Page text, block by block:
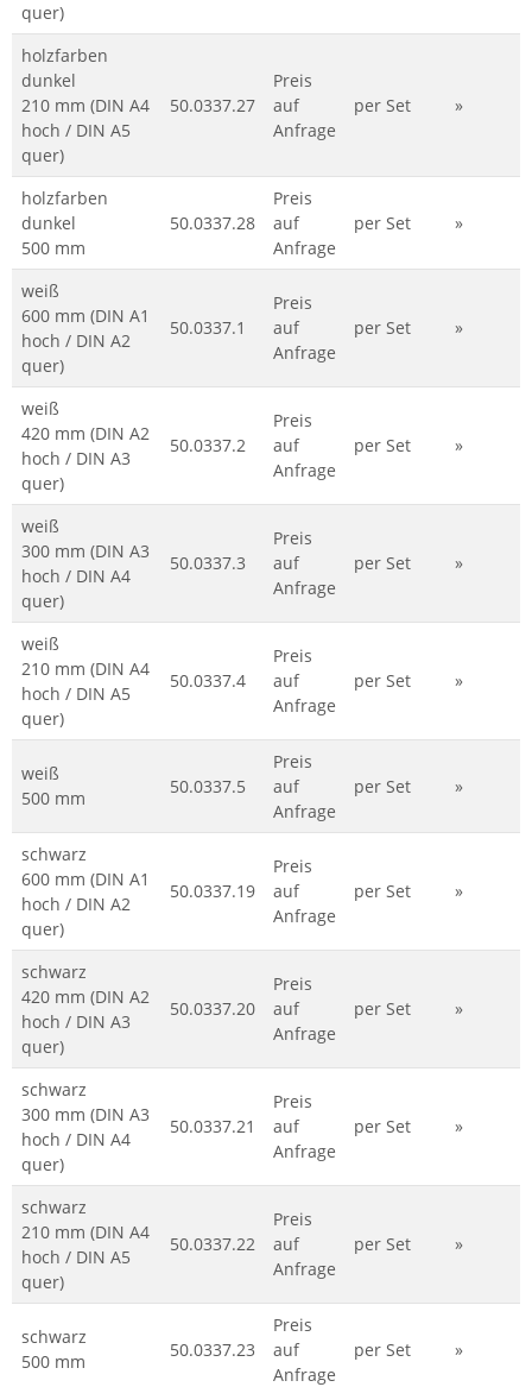
quer)
holzfarben
dunkel
210 mm (DIN A4
hoch / DIN A5
quer)
50.0337.27
Preis
auf
Anfrage
per Set »
holzfarben
dunkel
500 mm
50.0337.28
Preis
auf
Anfrage
per Set »
weiß
600 mm (DIN A1
hoch / DIN A2
quer)
50.0337.1
Preis
auf
Anfrage
per Set »
weiß
420 mm (DIN A2
hoch / DIN A3
quer)
50.0337.2
Preis
auf
Anfrage
per Set »
weiß
300 mm (DIN A3
hoch / DIN A4
quer)
50.0337.3
Preis
auf
Anfrage
per Set »
weiß
210 mm (DIN A4
hoch / DIN A5
quer)
50.0337.4
Preis
auf
Anfrage
per Set »
weiß
500 mm
50.0337.5
Preis
auf
Anfrage
per Set »
schwarz
600 mm (DIN A1
hoch / DIN A2
quer)
50.0337.19
Preis
auf
Anfrage
per Set »
schwarz
420 mm (DIN A2
hoch / DIN A3
quer)
50.0337.20
Preis
auf
Anfrage
per Set »
schwarz
300 mm (DIN A3
hoch / DIN A4
quer)
50.0337.21
Preis
auf
Anfrage
per Set »
schwarz
210 mm (DIN A4
hoch / DIN A5
quer)
50.0337.22
Preis
auf
Anfrage
per Set »
schwarz
500 mm
50.0337.23
Preis
auf
Anfrage
per Set »